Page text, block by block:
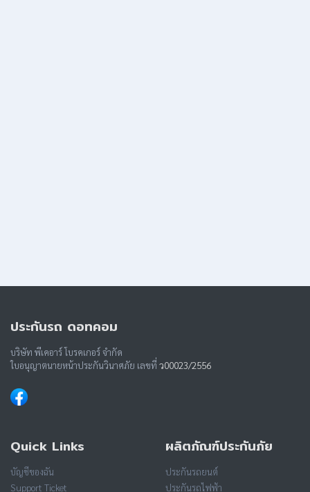
ประกันรถ ดอทคอม
บริษัท พีเคอาร์ โบรคเกอร์ จำกัด
ใบอนุญาตนายหน้าประกันวินาศภัย เลขที่ ว00023/2556
Quick Links
บัญชีของฉัน
Support Ticket
ผลิตภัณฑ์ประกันภัย
ประกันรถยนต์
ประกันรถไฟฟ้า